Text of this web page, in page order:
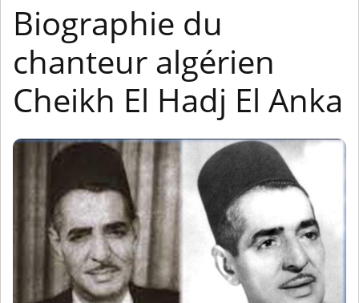
Biographie du
chanteur algérien
Cheikh El Hadj El Anka